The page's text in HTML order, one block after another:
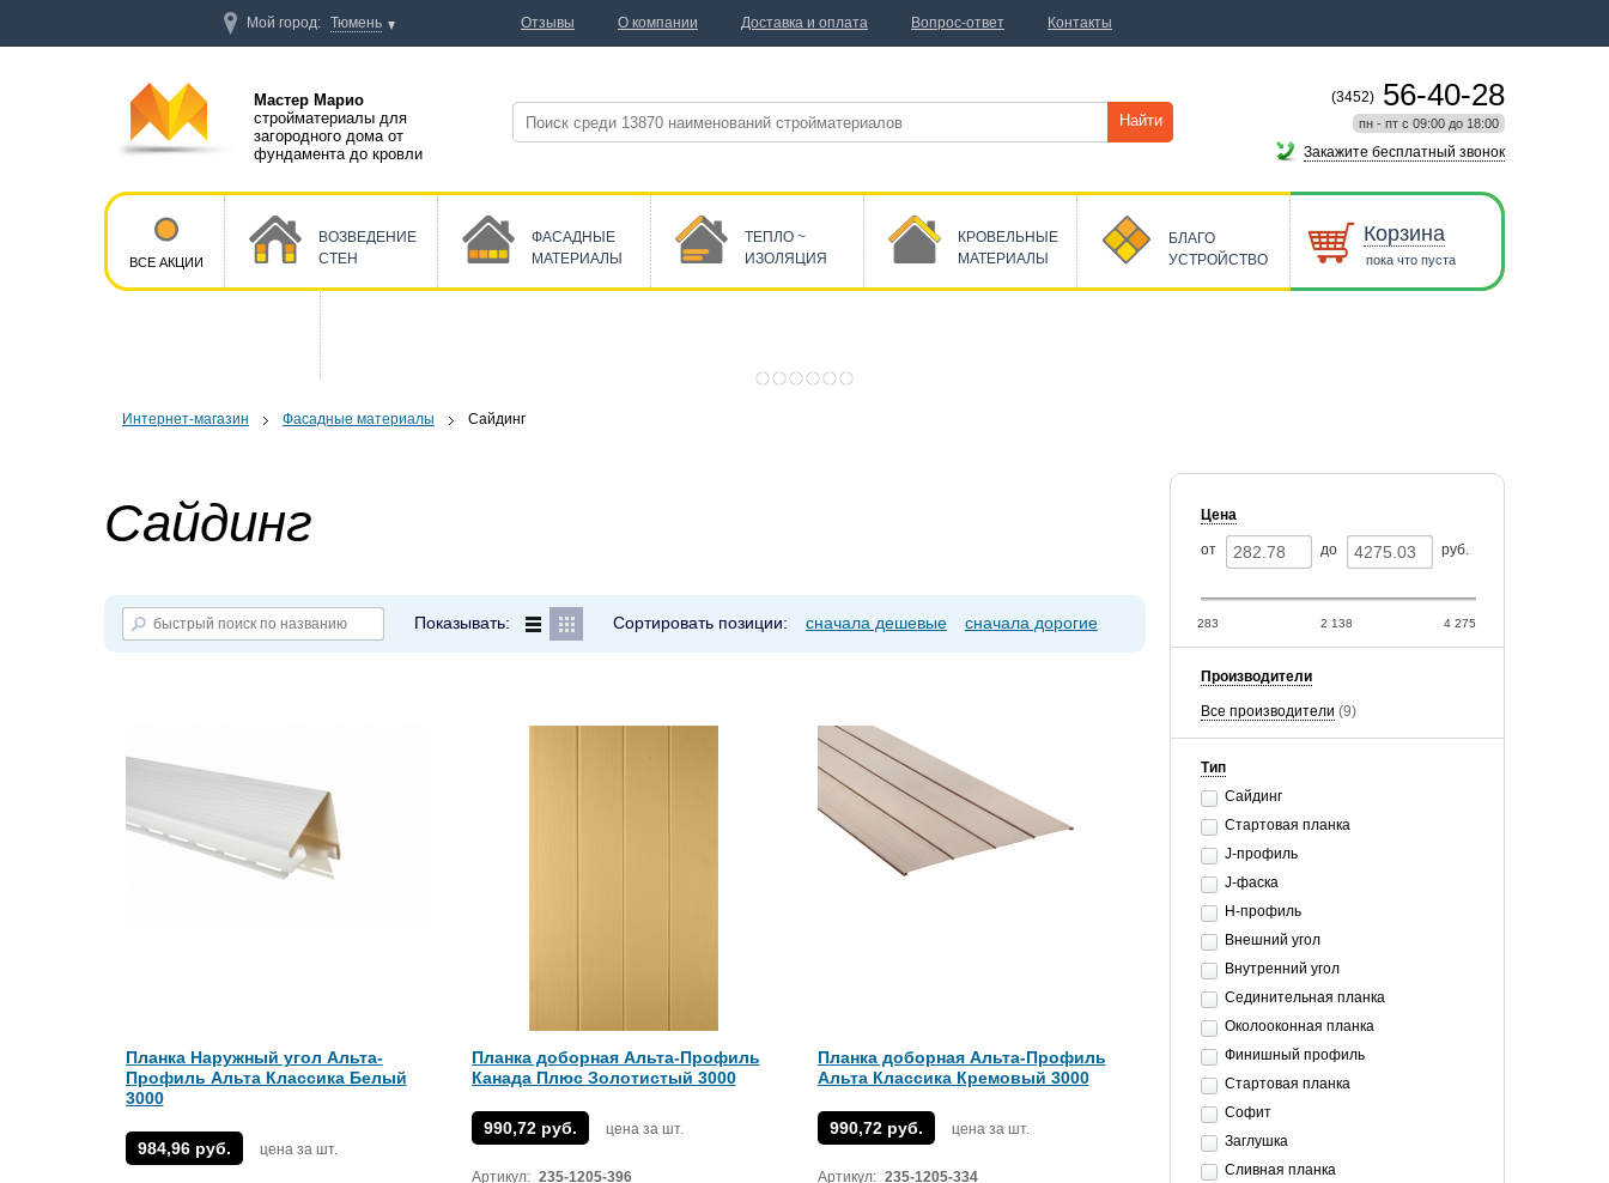
Интернет-магазин Фасадные материалы Сайдинг
Цена
от до руб.
283 4 275
2 138
Производители
Все производители (9)
Тип
Сайдинг
Стартовая планка
J-профиль
J-фаска
Н-профиль
Внешний угол
Внутренний угол
Сединительная планка
Околооконная планка
Финишный профиль
Стартовая планка
Софит
Заглушка
Сливная планка
Сайдинг
Показывать: Сортировать позиции: сначала дешевые сначала дорогие
Планка Наружный угол Альта-
Профиль Альта Классика Белый
3000
984,96 руб. цена за шт.
Планка доборная Альта-Профиль
Канада Плюс Золотистый 3000
990,72 руб. цена за шт.
Артикул: 235-1205-396
Планка доборная Альта-Профиль
Альта Классика Кремовый 3000
990,72 руб. цена за шт.
Артикул: 235-1205-334
Мастер Марио
стройматериалы для
загородного дома от
фундамента до кровли
Найти
(3452) 56-40-28
пн - пт с 09:00 до 18:00
Закажите бесплатный звонок
ВСЕ АКЦИИ
ВОЗВЕДЕНИЕ
СТЕН
ФАСАДНЫЕ
МАТЕРИАЛЫ
ТЕПЛО ~
ИЗОЛЯЦИЯ
КРОВЕЛЬНЫЕ
МАТЕРИАЛЫ
БЛАГО
УСТРОЙСТВО
Корзина
пока что пуста
Мой город: Тюмень Отзывы О компании Доставка и оплата Вопрос-ответ Контакты